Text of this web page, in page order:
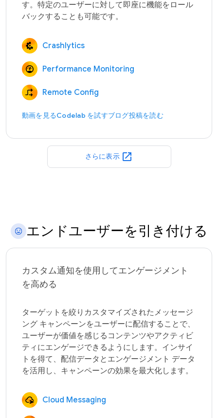
す。特定のユーザーに対して即座に機能をロール
Crashlytics
Performance Monitoring
Remote Config
動画を見るCodelab を試すブログ投稿を読む
さらに表示 open_in_new
エンドユーザーを引き付ける
カスタム通知を使用してエンゲージメント
を高める
ターゲットを絞りカスタマイズされたメッセージ
ング キャンペーンをユーザーに配信することで、
ユーザーが価値を感じるコンテンツやアクティビ
ティにエンゲージできるようにします。インサイ
トを得て、配信データとエンゲージメント データ
Cloud Messaging